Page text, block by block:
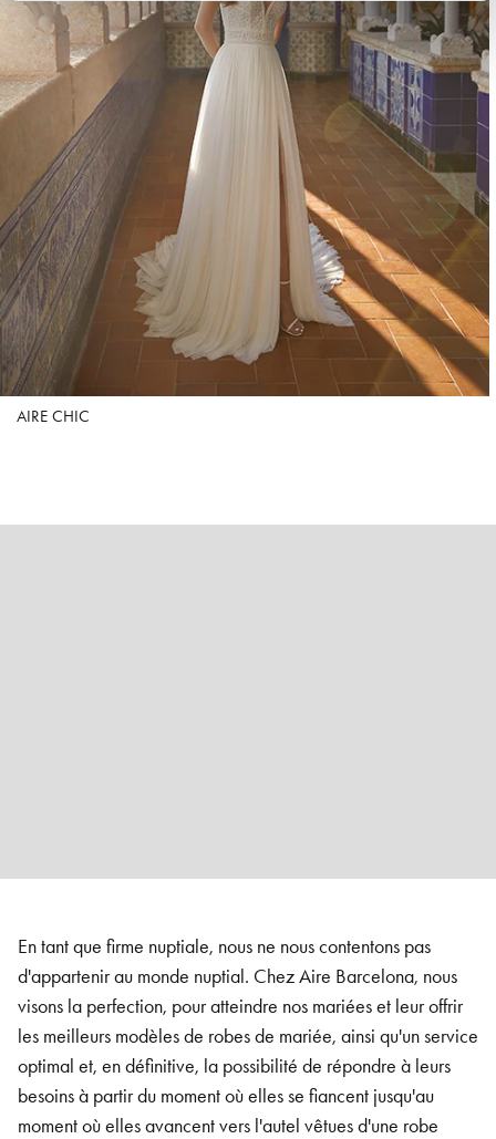
AIRE CHIC
En tant que firme nuptiale, nous ne nous contentons pas
d'appartenir au monde nuptial. Chez Aire Barcelona, nous
visons la perfection, pour atteindre nos mariées et leur offrir
les meilleurs modèles de robes de mariée, ainsi qu'un service
optimal et, en définitive, la possibilité de répondre à leurs
besoins à partir du moment où elles se fiancent jusqu'au
moment où elles avancent vers l'autel vêtues d'une robe